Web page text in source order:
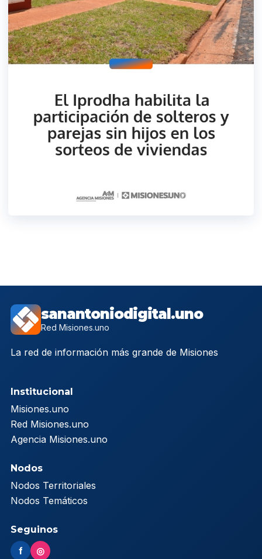
sanantoniodigital.uno
Red Misiones.uno
La red de información más grande de Misiones
Institucional
Misiones.uno
Red Misiones.uno
Agencia Misiones.uno
Nodos
Nodos Territoriales
Nodos Temáticos
Seguinos
f ◎